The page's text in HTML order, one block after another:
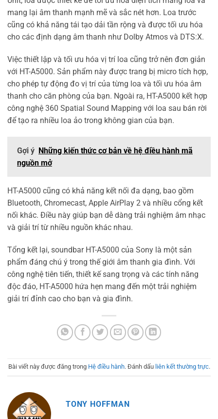
mang lại âm thanh mạnh mẽ và sắc nét hơn. Loa trước
cũng có khả năng tái tạo dải tần rộng và được tối ưu hóa
cho các định dạng âm thanh như Dolby Atmos và DTS:X.
Việc thiết lập và tối ưu hóa vị trí loa cũng trở nên đơn giản
với HT-A5000. Sản phẩm này được trang bị micro tích hợp,
cho phép tự động đo vị trí của từng loa và tối ưu hóa âm
thanh cho căn phòng của bạn. Ngoài ra, HT-A5000 kết hợp
công nghệ 360 Spatial Sound Mapping với loa sau bán rời
để tạo ra nhiều loa ảo trong không gian của bạn.
Gợi ý Những kiến thức cơ bản về hệ điều hành mã
nguồn mở
HT-A5000 cũng có khả năng kết nối đa dạng, bao gồm
Bluetooth, Chromecast, Apple AirPlay 2 và nhiều cổng kết
nối khác. Điều này giúp bạn dễ dàng trải nghiệm âm nhạc
và giải trí từ nhiều nguồn khác nhau.
Tổng kết lại, soundbar HT-A5000 của Sony là một sản
phẩm đáng chú ý trong thế giới âm thanh gia đình. Với
công nghệ tiên tiến, thiết kế sang trọng và các tính năng
độc đáo, HT-A5000 hứa hẹn mang đến một trải nghiệm
giải trí đỉnh cao cho bạn và gia đình.
Bài viết này được đăng trong Hệ điều hành. Đánh dấu liên kết thường trực.
TONY HOFFMAN